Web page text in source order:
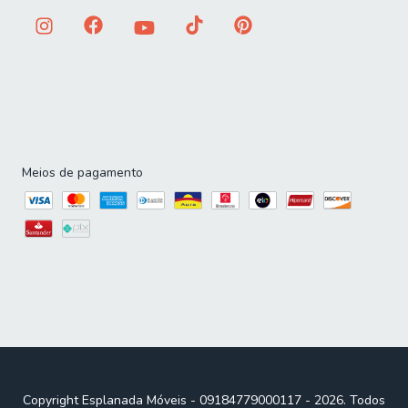
Meios de pagamento
Copyright Esplanada Móveis - 09184779000117 - 2026. Todos